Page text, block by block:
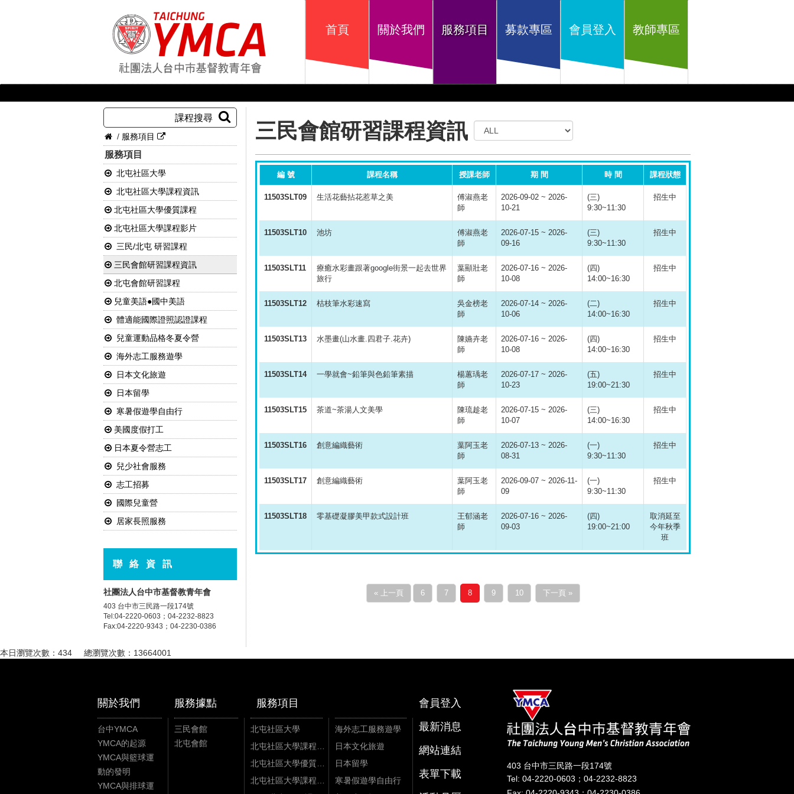
首頁 關於我們 服務項目 募款專區 會員登入 教師專區
課程搜尋
/ 服務項目
服務項目
北屯社區大學
北屯社區大學課程資訊
北屯社區大學優質課程
北屯社區大學課程影片
三民/北屯 研習課程
三民會館研習課程資訊
北屯會館研習課程
兒童美語●國中美語
體適能國際證照認證課程
兒童運動品格冬夏令營
海外志工服務遊學
日本文化旅遊
日本留學
寒暑假遊學自由行
美國度假打工
日本夏令營志工
兒少社會服務
志工招募
國際兒童營
居家長照服務
聯絡資訊
社團法人台中市基督教青年會
403 台中市三民路一段174號
Tel:04-2220-0603；04-2232-8823
Fax:04-2220-9343；04-2230-0386
三民會館研習課程資訊
編 號 課程名稱 授課老師 期 間 時 間 課程狀態
11503SLT09 生活花藝拈花惹草之美
傅淑燕老
師
2026-09-02 ~ 2026-
10-21
(三)
9:30~11:30
招生中
11503SLT10 池坊
傅淑燕老
師
2026-07-15 ~ 2026-
09-16
(三)
9:30~11:30
招生中
11503SLT11
療癒水彩畫跟著google街景一起去世界
旅行
葉顯壯老
師
2026-07-16 ~ 2026-
10-08
(四)
14:00~16:30
招生中
11503SLT12 枯枝筆水彩速寫
吳金榜老
師
2026-07-14 ~ 2026-
10-06
(二)
14:00~16:30
招生中
11503SLT13 水墨畫(山水畫.四君子.花卉)
陳嬿卉老
師
2026-07-16 ~ 2026-
10-08
(四)
14:00~16:30
招生中
11503SLT14 一學就會~鉛筆與色鉛筆素描
楊蕙瑀老
師
2026-07-17 ~ 2026-
10-23
(五)
19:00~21:30
招生中
11503SLT15 茶道~茶湯人文美學
陳琉趁老
師
2026-07-15 ~ 2026-
10-07
(三)
14:00~16:30
招生中
11503SLT16 創意編織藝術
葉阿玉老
師
2026-07-13 ~ 2026-
08-31
(一)
9:30~11:30
招生中
11503SLT17 創意編織藝術
葉阿玉老
師
2026-09-07 ~ 2026-11-
09
(一)
9:30~11:30
招生中
11503SLT18 零基礎凝膠美甲款式設計班
王郁涵老
師
2026-07-16 ~ 2026-
09-03
(四)
19:00~21:00
取消延至
今年秋季
班
« 上一頁 6 7 8 9 10 下一頁 »
本日瀏覽次數：434 總瀏覽次數：13664001
關於我們
台中YMCA
YMCA的起源
YMCA與籃球運
動的發明
YMCA與排球運
服務據點
三民會館
北屯會館
服務項目
北屯社區大學
海外志工服務遊學
日本文化旅遊
日本留學
寒暑假遊學自由行
會員登入
最新消息
網站連結
表單下載
403 台中市三民路一段174號
Tel: 04-2220-0603；04-2232-8823